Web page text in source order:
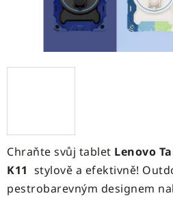
Chraňte svůj tablet Lenovo
K11 stylově a efektivně!
pestrobarevným designem